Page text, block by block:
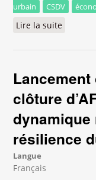
urbain
CSDV
Lire la suite
Lancement
clôture
résilience
Langue
Français